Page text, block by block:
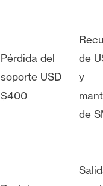
Pérdida del
soporte USD
$400
de
y
de